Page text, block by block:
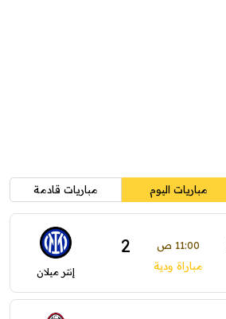
مباريات اليوم مباريات قادمة
11:00 ص 2
مباراة ودية إنتر ميلان